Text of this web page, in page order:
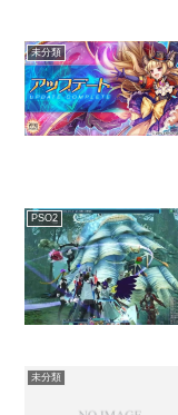
未分類
PSO2
未分類